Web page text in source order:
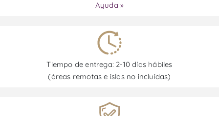
Ayuda »
Tiempo de entrega: 2-10 días hábiles
(áreas remotas e islas no incluidas)